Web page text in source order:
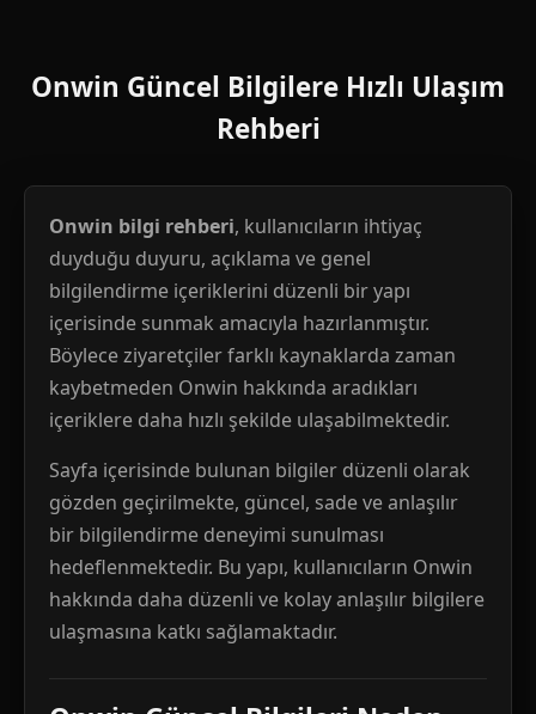
Onwin Güncel Bilgilere Hızlı Ulaşım
Rehberi
Onwin bilgi rehberi, kullanıcıların ihtiyaç
duyduğu duyuru, açıklama ve genel
bilgilendirme içeriklerini düzenli bir yapı
içerisinde sunmak amacıyla hazırlanmıştır.
Böylece ziyaretçiler farklı kaynaklarda zaman
kaybetmeden Onwin hakkında aradıkları
içeriklere daha hızlı şekilde ulaşabilmektedir.
Sayfa içerisinde bulunan bilgiler düzenli olarak
gözden geçirilmekte, güncel, sade ve anlaşılır
bir bilgilendirme deneyimi sunulması
hedeflenmektedir. Bu yapı, kullanıcıların Onwin
hakkında daha düzenli ve kolay anlaşılır bilgilere
ulaşmasına katkı sağlamaktadır.